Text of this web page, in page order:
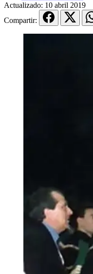
Actualizado: 10 abril 2019
Compartir: